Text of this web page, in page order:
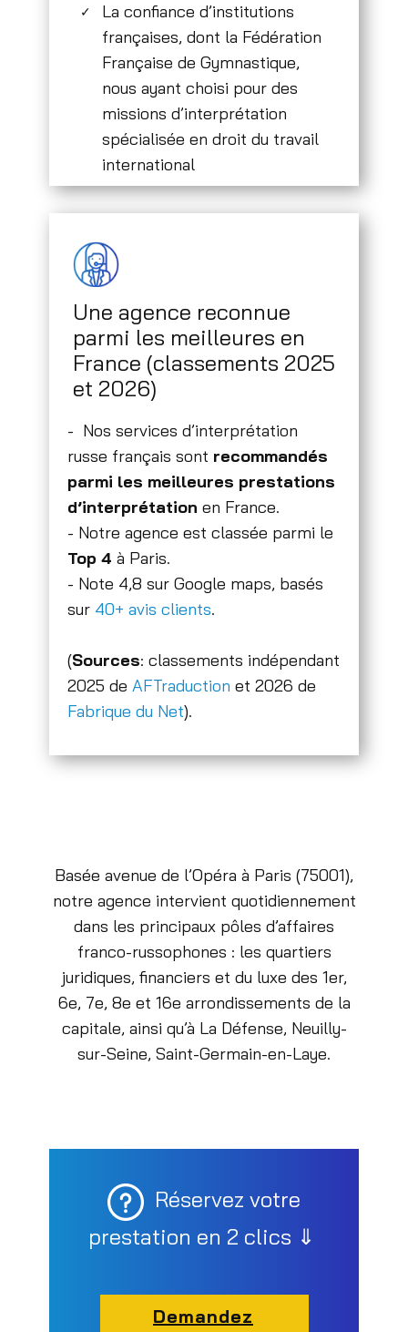
✓
La confiance d’institutions
françaises, dont la Fédération
Française de Gymnastique,
nous ayant choisi pour des
missions d’interprétation
spécialisée en droit du travail
international
Une agence reconnue
parmi les meilleures en
France (classements 2025
et 2026)
- Nos services d’interprétation
russe français sont recommandés
parmi les meilleures prestations
d’interprétation en France.
- Notre agence est classée parmi le
Top 4 à Paris.
- Note 4,8 sur Google maps, basés
sur 40+ avis clients.
(Sources: classements indépendant
2025 de AFTraduction et 2026 de
Fabrique du Net).
Basée avenue de l’Opéra à Paris (75001),
notre agence intervient quotidiennement
dans les principaux pôles d’affaires
franco-russophones : les quartiers
juridiques, financiers et du luxe des 1er,
6e, 7e, 8e et 16e arrondissements de la
capitale, ainsi qu’à La Défense, Neuilly-
sur-Seine, Saint-Germain-en-Laye.
Demandez
Réservez votre
prestation en 2 clics ⇓